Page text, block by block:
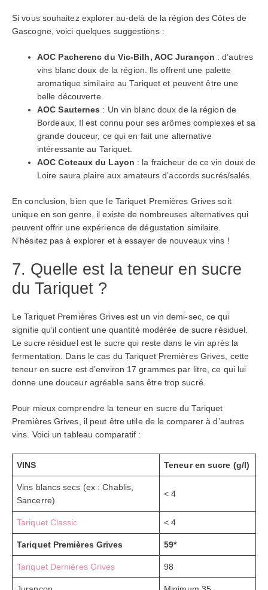
Si vous souhaitez explorer au-delà de la région des Côtes de
Gascogne, voici quelques suggestions :
AOC Pacherenc du Vic-Bilh, AOC Jurançon : d’autres
vins blanc doux de la région. Ils offrent une palette
aromatique similaire au Tariquet et peuvent être une
belle découverte.
AOC Sauternes : Un vin blanc doux de la région de
Bordeaux. Il est connu pour ses arômes complexes et sa
grande douceur, ce qui en fait une alternative
intéressante au Tariquet.
AOC Coteaux du Layon : la fraicheur de ce vin doux de
Loire saura plaire aux amateurs d’accords sucrés/salés.
En conclusion, bien que le Tariquet Premières Grives soit
unique en son genre, il existe de nombreuses alternatives qui
peuvent offrir une expérience de dégustation similaire.
N’hésitez pas à explorer et à essayer de nouveaux vins !
7. Quelle est la teneur en sucre
du Tariquet ?
Le Tariquet Premières Grives est un vin demi-sec, ce qui
signifie qu’il contient une quantité modérée de sucre résiduel.
Le sucre résiduel est le sucre qui reste dans le vin après la
fermentation. Dans le cas du Tariquet Premières Grives, cette
teneur en sucre est d’environ 17 grammes par litre, ce qui lui
donne une douceur agréable sans être trop sucré.
Pour mieux comprendre la teneur en sucre du Tariquet
Premières Grives, il peut être utile de le comparer à d’autres
vins. Voici un tableau comparatif :
VINS Teneur en sucre (g/l)
Vins blancs secs (ex : Chablis,
Sancerre)
< 4
Tariquet Classic < 4
Tariquet Premières Grives 59*
Tariquet Dernières Grives 98